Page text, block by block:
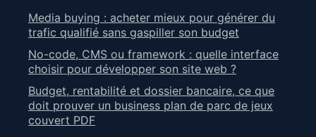
Media buying : acheter mieux pour générer du
trafic qualifié sans gaspiller son budget
No-code, CMS ou framework : quelle interface
choisir pour développer son site web ?
Budget, rentabilité et dossier bancaire, ce que
doit prouver un business plan de parc de jeux
couvert PDF